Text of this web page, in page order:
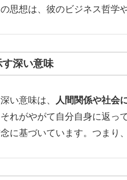
思想は、彼のビジネス哲学
す深い意味
い意味は、 人間関係や社会
れがやがて自分自身に返っ
に基づいています。つまり